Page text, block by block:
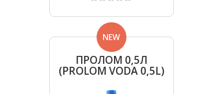
ПРОЛОМ 0,5Л
(PROLOM VODA 0,5L)
NEW